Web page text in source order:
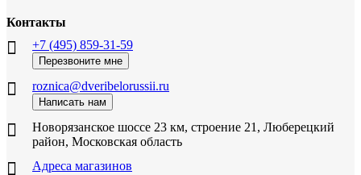
Контакты
+7 (495) 859-31-59
Перезвоните мне
roznica@dveribelorussii.ru
Написать нам
Новорязанское шоссе 23 км, строение 21, Люберецкий
район, Московская область
Адреса магазинов